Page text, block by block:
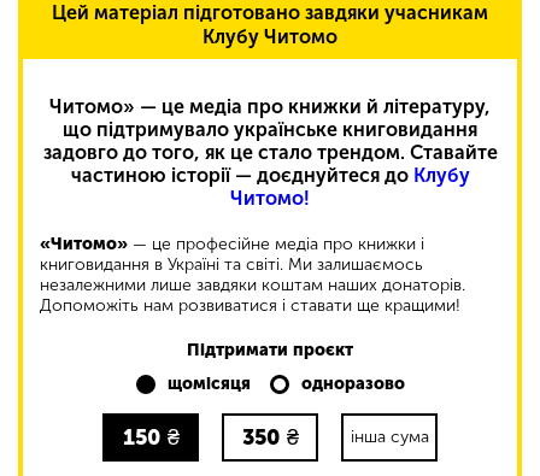
Цей матеріал підготовано завдяки учасникам
Клубу Читомо
Читомо» — це медіа про книжки й літературу,
що підтримувало українське книговидання
задовго до того, як це стало трендом. Ставайте
частиною історії — доєднуйтеся до Клубу
Читомо!
«Читомо» — це професійне медіа про книжки і
книговидання в Україні та світі. Ми залишаємось
незалежними лише завдяки коштам наших донаторів.
Допоможіть нам розвиватися і ставати ще кращими!
Підтримати проєкт
щомісяця
одноразово
150 ₴ 350 ₴ інша сума